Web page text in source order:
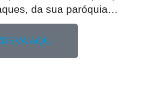
da sua paróquia…
AQUI